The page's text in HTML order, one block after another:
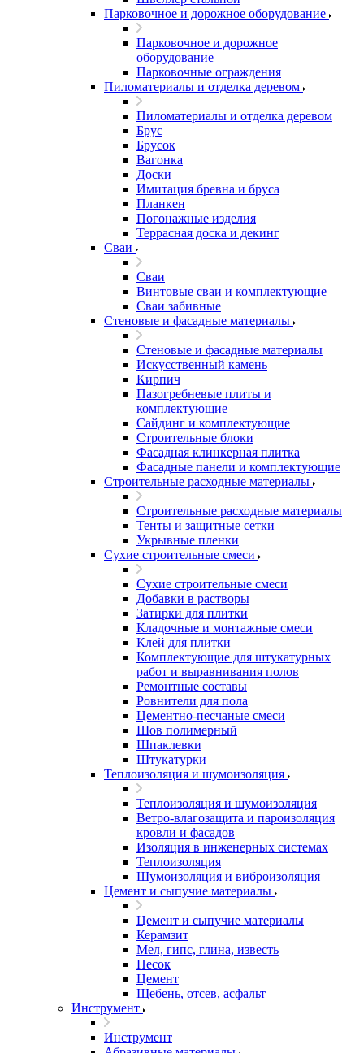
Парковочное и дорожное оборудование
Парковочное и дорожное
оборудование
Парковочные ограждения
Пиломатериалы и отделка деревом
Пиломатериалы и отделка деревом
Брус
Брусок
Вагонка
Доски
Имитация бревна и бруса
Планкен
Погонажные изделия
Террасная доска и декинг
Сваи
Сваи
Винтовые сваи и комплектующие
Сваи забивные
Стеновые и фасадные материалы
Стеновые и фасадные материалы
Искусственный камень
Кирпич
Пазогребневые плиты и
комплектующие
Сайдинг и комплектующие
Строительные блоки
Фасадная клинкерная плитка
Фасадные панели и комплектующие
Строительные расходные материалы
Строительные расходные материалы
Тенты и защитные сетки
Укрывные пленки
Сухие строительные смеси
Сухие строительные смеси
Добавки в растворы
Затирки для плитки
Кладочные и монтажные смеси
Клей для плитки
Комплектующие для штукатурных
работ и выравнивания полов
Ремонтные составы
Ровнители для пола
Цементно-песчаные смеси
Шов полимерный
Шпаклевки
Штукатурки
Теплоизоляция и шумоизоляция
Теплоизоляция и шумоизоляция
Ветро-влагозащита и пароизоляция
кровли и фасадов
Изоляция в инженерных системах
Теплоизоляция
Шумоизоляция и виброизоляция
Цемент и сыпучие материалы
Цемент и сыпучие материалы
Керамзит
Мел, гипс, глина, известь
Песок
Цемент
Щебень, отсев, асфальт
Инструмент
Инструмент